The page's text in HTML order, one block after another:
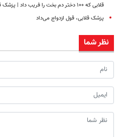
قلابی که ۱۰۰ دختر دم بخت را فریب داد | پزشک قلابی: تا سیکل درس خواندم
پزشک قلابی، قول ازدواج می‌داد
نظر شما